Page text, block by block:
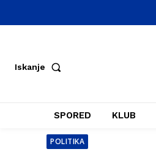
Iskanje
SPORED KLUB
POLITIKA